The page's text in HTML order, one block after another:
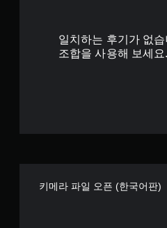
일치하는 후기가 없
조합을 사용해 보세요.
키메라 파일 오픈 (한국어판)